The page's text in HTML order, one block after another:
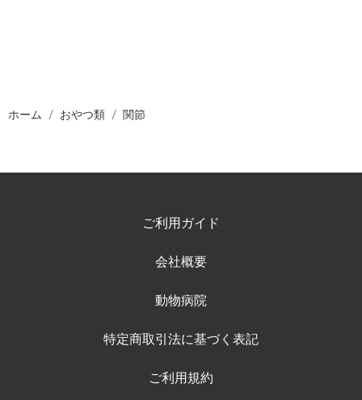
ホーム おやつ類 関節
ご利用ガイド
会社概要
動物病院
特定商取引法に基づく表記
ご利用規約